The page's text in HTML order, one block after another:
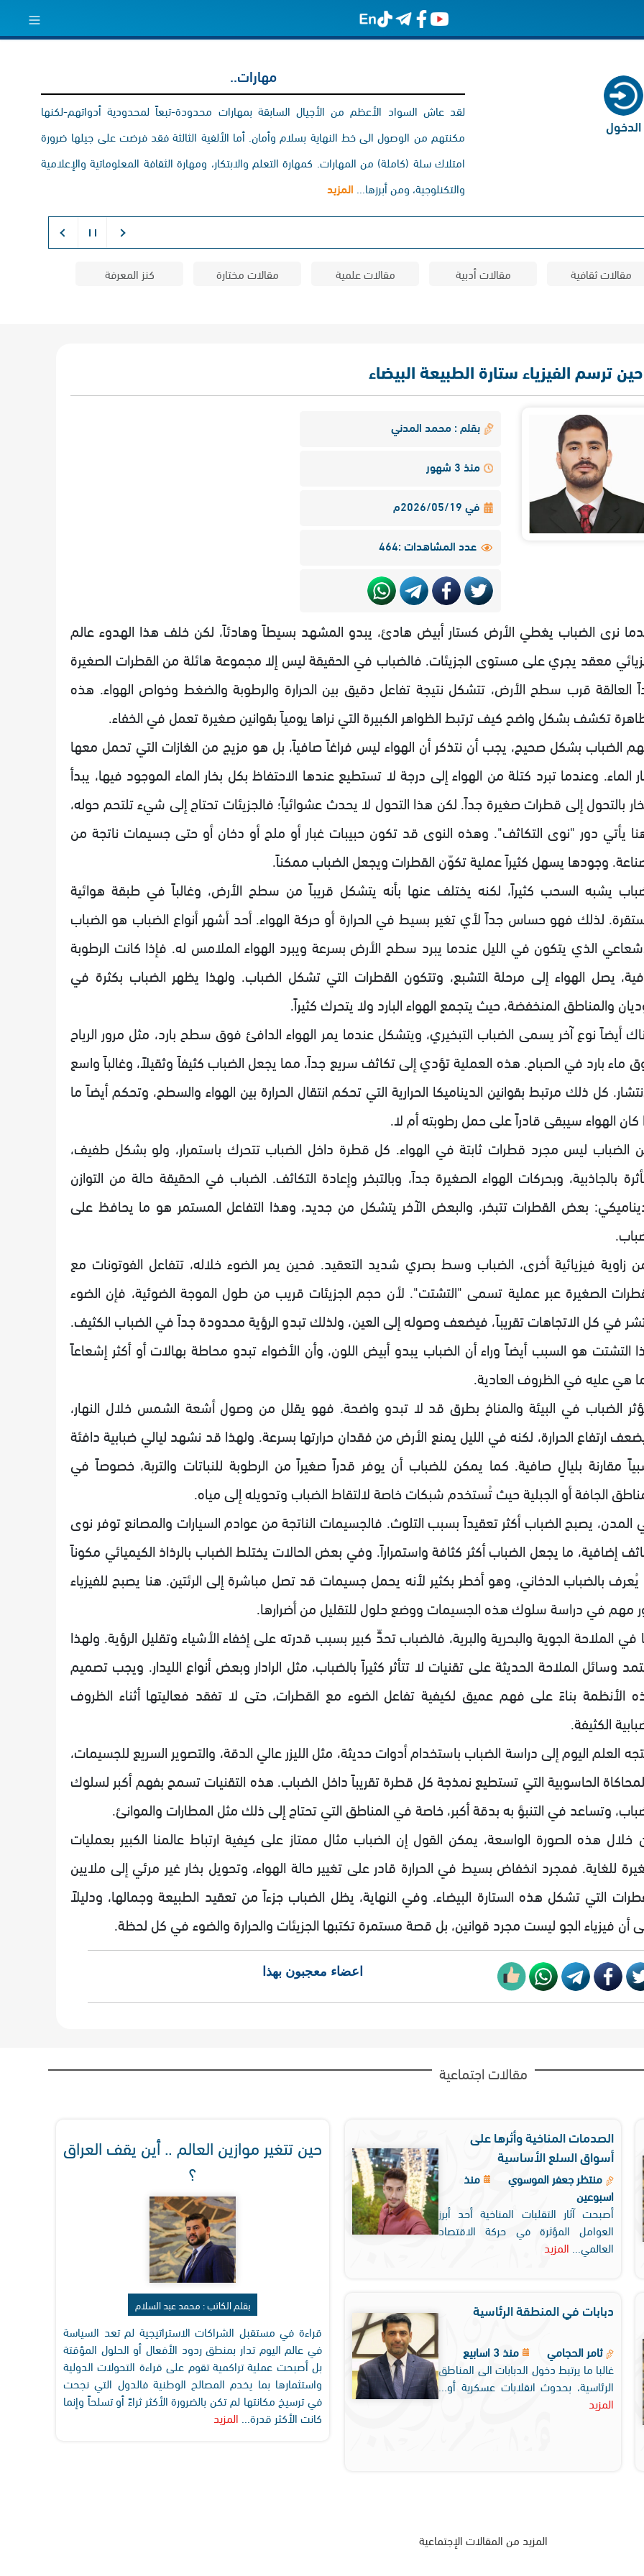
الدخول
مهارات..
لقد عاش السواد الأعظم من الأجيال السابقة بمهارات محدودة-تبعاً لمحدودية أدواتهم-لكنها
مكنتهم من الوصول الى خط النهاية بسلام وأمان. أما الألفية الثالثة فقد فرضت على جيلها ضرورة
امتلاك سلة (كاملة) من المهارات. كمهارة التعلم والابتكار، ومهارة الثقافة المعلوماتية والإعلامية
والتكنلوجية، ومن أبرزها... المزيد
مقالات ثقافية مقالات أدبية مقالات علمية مقالات مختارة كنز المعرفة
حين ترسم الفيزياء ستارة الطبيعة البيضاء
بقلم : محمد المدني
منذ 3 شهور
في 2026/05/19م
عدد المشاهدات :464
نرى الضباب يغطي الأرض كستار أبيض هادئ، يبدو المشهد بسيطاً وهادئاً، لكن خلف هذا الهدوء عالم
معقد يجري على مستوى الجزيئات. فالضباب في الحقيقة ليس إلا مجموعة هائلة من القطرات الصغيرة
العالقة قرب سطح الأرض، تتشكل نتيجة تفاعل دقيق بين الحرارة والرطوبة والضغط وخواص الهواء. هذه
تكشف بشكل واضح كيف ترتبط الظواهر الكبيرة التي نراها يومياً بقوانين صغيرة تعمل في الخفاء.
الضباب بشكل صحيح، يجب أن نتذكر أن الهواء ليس فراغاً صافياً، بل هو مزيج من الغازات التي تحمل معها
الماء. وعندما تبرد كتلة من الهواء إلى درجة لا تستطيع عندها الاحتفاظ بكل بخار الماء الموجود فيها، يبدأ
بالتحول إلى قطرات صغيرة جداً. لكن هذا التحول لا يحدث عشوائياً؛ فالجزيئات تحتاج إلى شيء تلتحم حوله،
يأتي دور "نوى التكاثف". وهذه النوى قد تكون حبيبات غبار أو ملح أو دخان أو حتى جسيمات ناتجة من
وجودها يسهل كثيراً عملية تكوّن القطرات ويجعل الضباب ممكناً.
يشبه السحب كثيراً، لكنه يختلف عنها بأنه يتشكل قريباً من سطح الأرض، وغالباً في طبقة هوائية
لذلك فهو حساس جداً لأي تغير بسيط في الحرارة أو حركة الهواء. أحد أشهر أنواع الضباب هو الضباب
الذي يتكون في الليل عندما يبرد سطح الأرض بسرعة ويبرد الهواء الملامس له. فإذا كانت الرطوبة
يصل الهواء إلى مرحلة التشبع، وتتكون القطرات التي تشكل الضباب. ولهذا يظهر الضباب بكثرة في
والمناطق المنخفضة، حيث يتجمع الهواء البارد ولا يتحرك كثيراً.
أيضاً نوع آخر يسمى الضباب التبخيري، ويتشكل عندما يمر الهواء الدافئ فوق سطح بارد، مثل مرور الرياح
ماء بارد في الصباح. هذه العملية تؤدي إلى تكاثف سريع جداً، مما يجعل الضباب كثيفاً وثقيلاً، وغالباً واسع
كل ذلك مرتبط بقوانين الديناميكا الحرارية التي تحكم انتقال الحرارة بين الهواء والسطح، وتحكم أيضاً ما
كان الهواء سيبقى قادراً على حمل رطوبته أم لا.
الضباب ليس مجرد قطرات ثابتة في الهواء. كل قطرة داخل الضباب تتحرك باستمرار، ولو بشكل طفيف،
بالجاذبية، وبحركات الهواء الصغيرة جداً، وبالتبخر وإعادة التكاثف. الضباب في الحقيقة حالة من التوازن
بعض القطرات تتبخر، والبعض الآخر يتشكل من جديد، وهذا التفاعل المستمر هو ما يحافظ على
زاوية فيزيائية أخرى، الضباب وسط بصري شديد التعقيد. فحين يمر الضوء خلاله، تتفاعل الفوتونات مع
الصغيرة عبر عملية تسمى "التشتت". لأن حجم الجزيئات قريب من طول الموجة الضوئية، فإن الضوء
في كل الاتجاهات تقريباً، فيضعف وصوله إلى العين، ولذلك تبدو الرؤية محدودة جداً في الضباب الكثيف.
التشتت هو السبب أيضاً وراء أن الضباب يبدو أبيض اللون، وأن الأضواء تبدو محاطة بهالات أو أكثر إشعاعاً
هي عليه في الظروف العادية.
الضباب في البيئة والمناخ بطرق قد لا تبدو واضحة. فهو يقلل من وصول أشعة الشمس خلال النهار،
ارتفاع الحرارة، لكنه في الليل يمنع الأرض من فقدان حرارتها بسرعة. ولهذا قد نشهد ليالي ضبابية دافئة
مقارنة بليالٍ صافية. كما يمكن للضباب أن يوفر قدراً صغيراً من الرطوبة للنباتات والتربة، خصوصاً في
الجافة أو الجبلية حيث تُستخدم شبكات خاصة لالتقاط الضباب وتحويله إلى مياه.
المدن، يصبح الضباب أكثر تعقيداً بسبب التلوث. فالجسيمات الناتجة من عوادم السيارات والمصانع توفر نوى
إضافية، ما يجعل الضباب أكثر كثافة واستمراراً. وفي بعض الحالات يختلط الضباب بالرذاذ الكيميائي مكوناً
يُعرف بالضباب الدخاني، وهو أخطر بكثير لأنه يحمل جسيمات قد تصل مباشرة إلى الرئتين. هنا يصبح للفيزياء
مهم في دراسة سلوك هذه الجسيمات ووضع حلول للتقليل من أضرارها.
في الملاحة الجوية والبحرية والبرية، فالضباب تحدٍّ كبير بسبب قدرته على إخفاء الأشياء وتقليل الرؤية. ولهذا
وسائل الملاحة الحديثة على تقنيات لا تتأثر كثيراً بالضباب، مثل الرادار وبعض أنواع الليدار. ويجب تصميم
الأنظمة بناءً على فهم عميق لكيفية تفاعل الضوء مع القطرات، حتى لا تفقد فعاليتها أثناء الظروف
الكثيفة.
العلم اليوم إلى دراسة الضباب باستخدام أدوات حديثة، مثل الليزر عالي الدقة، والتصوير السريع للجسيمات،
الحاسوبية التي تستطيع نمذجة كل قطرة تقريباً داخل الضباب. هذه التقنيات تسمح بفهم أكبر لسلوك
وتساعد في التنبؤ به بدقة أكبر، خاصة في المناطق التي تحتاج إلى ذلك مثل المطارات والموانئ.
خلال هذه الصورة الواسعة، يمكن القول إن الضباب مثال ممتاز على كيفية ارتباط عالمنا الكبير بعمليات
للغاية. فمجرد انخفاض بسيط في الحرارة قادر على تغيير حالة الهواء، وتحويل بخار غير مرئي إلى ملايين
التي تشكل هذه الستارة البيضاء. وفي النهاية، يظل الضباب جزءاً من تعقيد الطبيعة وجمالها، ودليلاً
أن فيزياء الجو ليست مجرد قوانين، بل قصة مستمرة تكتبها الجزيئات والحرارة والضوء في كل لحظة.
اعضاء معجبون بهذا
مقالات اجتماعية
الصدمات المناخية وأثرها على
أسواق السلع الأساسية
منتظر جعفر الموسوي
منذ
اسبوعين
أصبحت آثار التقلبات المناخية أحد أبرز
العوامل المؤثرة في حركة الاقتصاد
العالمي...
المزيد
دبابات في المنطقة الرئاسية
ثامر الحجامي
منذ 3 اسابيع
غالبا ما يرتبط دخول الدبابات الى المناطق
الرئاسية، بحدوث انقلابات عسكرية أو...
المزيد
حين تتغير موازين العالم .. أين يقف العراق
؟
بقلم الكاتب : محمد عبد السلام
قراءة في مستقبل الشراكات الاستراتيجية لم تعد السياسة
في عالم اليوم تدار بمنطق ردود الأفعال أو الحلول المؤقتة
بل أصبحت عملية تراكمية تقوم على قراءة التحولات الدولية
واستثمارها بما يخدم المصالح الوطنية فالدول التي نجحت
في ترسيخ مكانتها لم تكن بالضرورة الأكثر ثراءً أو تسلحاً وإنما
كانت الأكثر قدرة... المزيد
المزيد من المقالات الإجتماعية